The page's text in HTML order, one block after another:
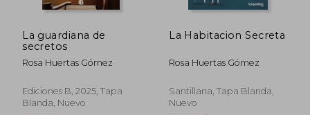
La guardiana de
secretos
Rosa Huertas Gómez
Ediciones B, 2025, Tapa
Blanda, Nuevo
La Habitacion Secreta
Rosa Huertas Gómez
Santillana, Tapa Blanda,
Nuevo